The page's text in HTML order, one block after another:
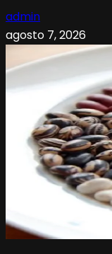
admin
agosto 7, 2026